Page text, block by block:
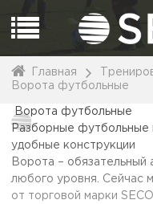
Главная
Ворота футбольные
Ворота футбольные
Разборные футбольные
удобные конструкции
Ворота – обязательный
любого уровня. Сейчас
от торговой марки SECO